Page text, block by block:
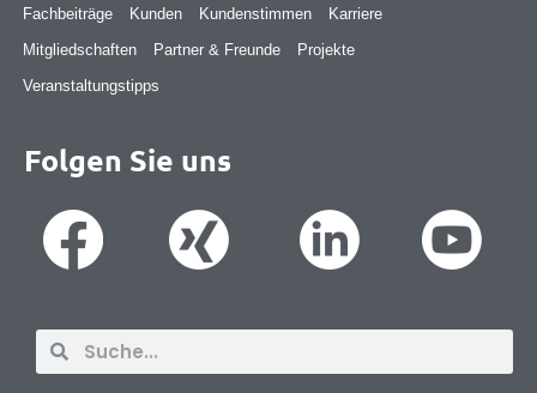
Fachbeiträge Kunden Kundenstimmen
Karriere
Mitgliedschaften
Partner & Freunde
Projekte
Veranstaltungstipps
Folgen Sie uns